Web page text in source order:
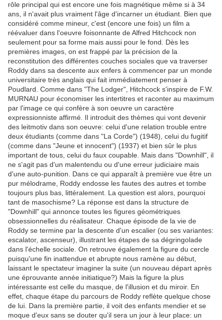
rôle principal qui est encore une fois magnétique même si à 34
ans, il n'avait plus vraiment l'âge d'incarner un étudiant. Bien que
considéré comme mineur, c'est (encore une fois) un film a
réévaluer dans l'oeuvre foisonnante de Alfred Hitchcock non
seulement pour sa forme mais aussi pour le fond. Dès les
premières images, on est frappé par la précision de la
reconstitution des différentes couches sociales que va traverser
Roddy dans sa descente aux enfers à commencer par un monde
universitaire très anglais qui fait immédiatement penser à
Poudlard. Comme dans "The Lodger", Hitchcock s'inspire de F.W.
MURNAU pour économiser les intertitres et raconter au maximum
par l'image ce qui confère à son oeuvre un caractère
expressionniste affirmé. Il introduit des thèmes qui vont devenir
des leitmotiv dans son oeuvre: celui d'une relation trouble entre
deux étudiants (comme dans "La Corde") (1948), celui du fugitif
(comme dans "Jeune et innocent") (1937) et bien sûr le plus
important de tous, celui du faux coupable. Mais dans "Downhill", il
ne s'agit pas d'un malentendu ou d'une erreur judiciaire mais
d'une auto-punition. Dans ce qui apparaît à première vue être un
pur mélodrame, Roddy endosse les fautes des autres et tombe
toujours plus bas, littéralement. La question est alors, pourquoi
tant de masochisme? La réponse est dans la structure de
"Downhill" qui annonce toutes les figures géométriques
obsessionnelles du réalisateur. Chaque épisode de la vie de
Roddy se termine par la descente d'un escalier (ou ses variantes:
escalator, ascenseur), illustrant les étapes de sa dégringolade
dans l'échelle sociale. On retrouve également la figure du cercle
puisqu'une fin inattendue et abrupte nous ramène au début,
laissant le spectateur imaginer la suite (un nouveau départ après
une éprouvante année initiatique?) Mais la figure la plus
intéressante est celle du masque, de l'illusion et du miroir. En
effet, chaque étape du parcours de Roddy reflète quelque chose
de lui. Dans la première partie, il voit des enfants mendier et se
moque d'eux sans se douter qu'il sera un jour à leur place: un